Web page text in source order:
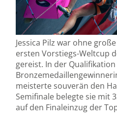
Jessica Pilz war ohne
ersten Vorstiegs-Weltcup
gereist. In der
meisterte souverän den
Semifinale belegte sie mit
auf den Finaleinzug der